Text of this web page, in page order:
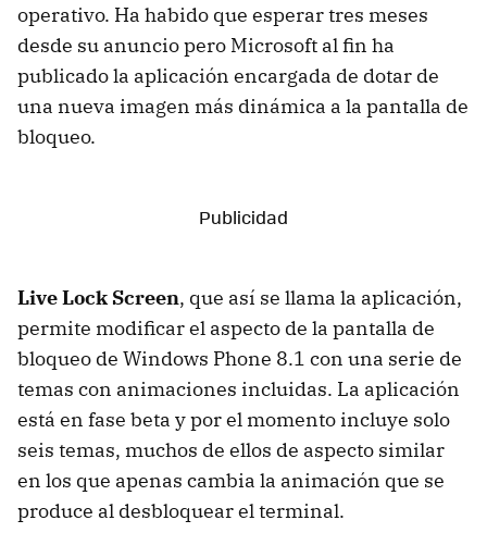
operativo. Ha habido que esperar tres meses
desde su anuncio pero Microsoft al fin ha
publicado la aplicación encargada de dotar de
una nueva imagen más dinámica a la pantalla de
bloqueo.
Live Lock Screen, que así se llama la aplicación,
permite modificar el aspecto de la pantalla de
bloqueo de Windows Phone 8.1 con una serie de
temas con animaciones incluidas. La aplicación
está en fase beta y por el momento incluye solo
seis temas, muchos de ellos de aspecto similar
en los que apenas cambia la animación que se
produce al desbloquear el terminal.